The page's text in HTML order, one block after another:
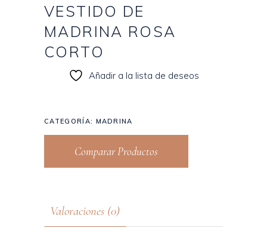
VESTIDO DE
MADRINA ROSA
CORTO
Añadir a la lista de deseos
CATEGORÍA: MADRINA
Comparar Productos
Valoraciones (0)